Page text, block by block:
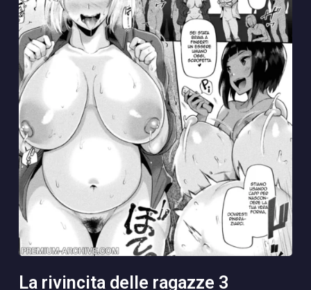
la rivincita delle ragazze 3